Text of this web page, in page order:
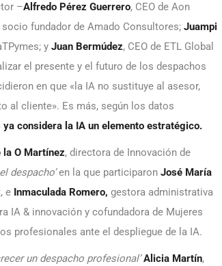
–Alfredo Pérez Guerrero, CEO de Aon
socio fundador de Amado Consultores; Juampi
y Juan Bermúdez, CEO de ETL Global
el presente y el futuro de los despachos
en que «la IA no sustituye al asesor,
al cliente». Es más, según los datos
ya considera la IA un elemento estratégico.
la O Martínez, directora de Innovación de
despacho’en la que participaron José María
e Inmaculada Romero, gestora administrativa
IA & innovación y cofundadora de Mujeres
profesionales ante el despliegue de la IA.
un despacho profesional’Alicia Martín,